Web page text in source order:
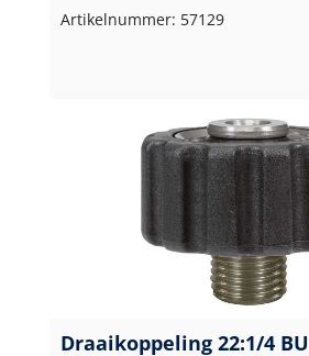
Artikelnummer: 57129
Draaikoppeling 22:1/4